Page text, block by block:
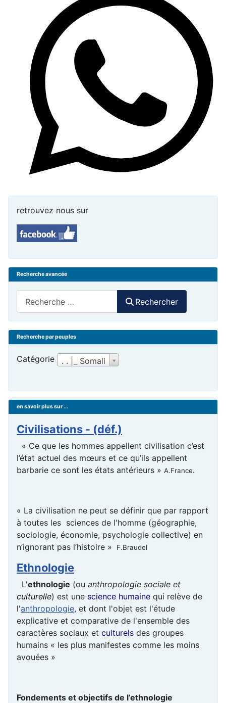
retrouvez nous sur
Recherche avancée
Rechercher
Recherche par peuples
Catégorie . . |_ Somali
en savoir plus sur ...
Civilisations - (déf.)
« Ce que les hommes appellent civilisation c’est
l’état actuel des mœurs et ce qu’ils appellent
barbarie ce sont les états antérieurs » A.France.
« La civilisation ne peut se définir que par rapport
à toutes les sciences de l'homme (géographie,
sociologie, économie, psychologie collective) en
n’ignorant pas l’histoire »
F.Braudel
Ethnologie
L'ethnologie (ou anthropologie sociale et
culturelle) est une science humaine qui relève de
l'anthropologie, et dont l'objet est l'étude
explicative et comparative de l'ensemble des
caractères sociaux et culturels des groupes
humains « les plus manifestes comme les moins
avouées »
Fondements et objectifs de l’ethnologie